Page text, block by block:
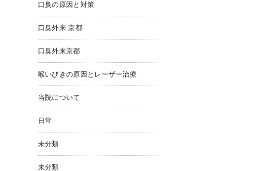
口臭の原因と対策
口臭外来 京都
口臭外来京都
喉いびきの原因とレーザー治療
当院について
日常
未分類
未分類